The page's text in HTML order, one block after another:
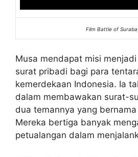
Film Battle of
Musa mendapat misi
surat pribadi bagi para
kemerdekaan Indonesia. Ia
dalam membawakan surat-
dua temannya yang
Mereka bertiga banyak
petualangan dalam